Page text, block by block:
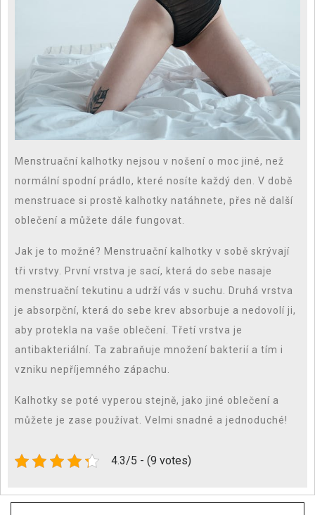
Menstruační kalhotky nejsou v nošení o moc jiné, než
normální spodní prádlo, které nosíte každý den. V době
menstruace si prostě kalhotky natáhnete, přes ně další
oblečení a můžete dále fungovat.
Jak je to možné? Menstruační kalhotky v sobě skrývají
tři vrstvy. První vrstva je sací, která do sebe nasaje
menstruační tekutinu a udrží vás v suchu. Druhá vrstva
je absorpční, která do sebe krev absorbuje a nedovolí ji,
aby protekla na vaše oblečení. Třetí vrstva je
antibakteriální. Ta zabraňuje množení bakterií a tím i
vzniku nepříjemného zápachu.
Kalhotky se poté vyperou stejně, jako jiné oblečení a
můžete je zase používat. Velmi snadné a jednoduché!
4.3/5 - (9 votes)